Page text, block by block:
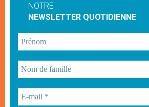
NOTRE
NEWSLETTER QUOTIDIENNE